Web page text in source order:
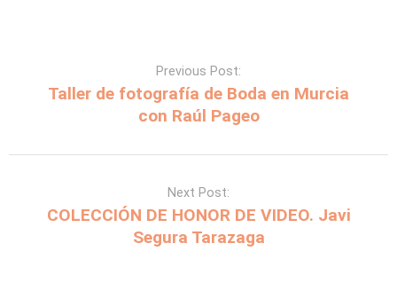
Previous Post:
Taller de fotografía de Boda en Murcia
con Raúl Pageo
Next Post:
COLECCIÓN DE HONOR DE VIDEO. Javi
Segura Tarazaga